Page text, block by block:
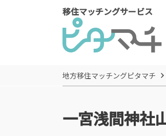
移住マッチングサービス
地方移住マッチングピタマチ
一宮浅間神社